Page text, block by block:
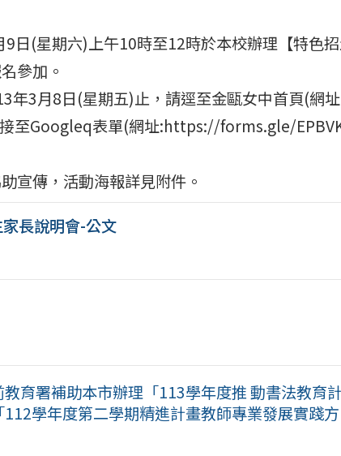
日(星期六)上午10時至12時於本校辦理【特色
參加。
年3月8日(星期五)止，請逕至金甌女中首頁(
至Googleq表單(網址:https://forms.gle/
宣傳，活動海報詳見附件。
長說明會-公文
育署補助本市辦理「113學年度推 動書法教育計
學年度第二學期精進計畫教師專業發展實踐